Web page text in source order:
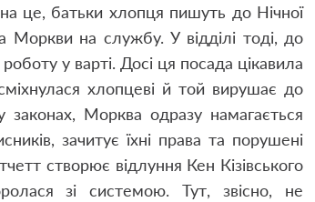
це, батьки хлопця пишуть до Нічної
Моркви на службу. У відділі тоді, до
у варті. Досі ця посада цікавила
хлопцеві й той вирушає до
законах, Морква одразу намагається
, зачитує їхні права та порушені
створює відлуння Кен Кізівського
зі системою. Тут, звісно, не